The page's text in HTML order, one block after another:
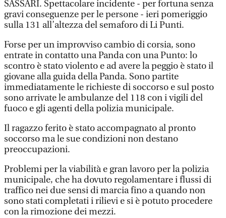
SASSARI. Spettacolare incidente - per fortuna senza
gravi conseguenze per le persone - ieri pomeriggio
sulla 131 all’altezza del semaforo di Li Punti.
Forse per un improvviso cambio di corsia, sono
entrate in contatto una Panda con una Punto: lo
scontro è stato violento e ad avere la peggio è stato il
giovane alla guida della Panda. Sono partite
immediatamente le richieste di soccorso e sul posto
sono arrivate le ambulanze del 118 con i vigili del
fuoco e gli agenti della polizia municipale.
Il ragazzo ferito è stato accompagnato al pronto
soccorso ma le sue condizioni non destano
preoccupazioni.
Problemi per la viabilità e gran lavoro per la polizia
municipale, che ha dovuto regolamentare i flussi di
traffico nei due sensi di marcia fino a quando non
sono stati completati i rilievi e si è potuto procedere
con la rimozione dei mezzi.